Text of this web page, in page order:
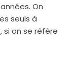
On
seuls à
si on se réfère